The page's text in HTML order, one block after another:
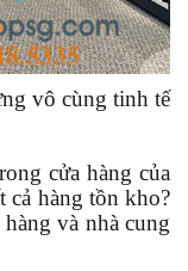
vô cùng tinh tế
cửa hàng của
cả hàng tồn kho?
và nhà cung